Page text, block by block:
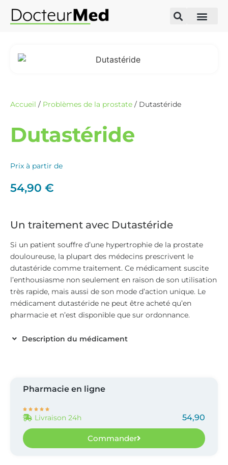
Accueil / Problèmes de la prostate / Dutastéride
Dutastéride
Prix à partir de
54,90 €
Un traitement avec Dutastéride
Si un patient souffre d’une hypertrophie de la prostate
douloureuse, la plupart des médecins prescrivent le
dutastéride comme traitement. Ce médicament suscite
l’enthousiasme non seulement en raison de son utilisation
très rapide, mais aussi de son mode d’action unique. Le
médicament dutastéride ne peut être acheté qu’en
pharmacie et n’est disponible que sur ordonnance.
Description du médicament
Pharmacie en ligne
    
Livraison 24h 54,90
Commander